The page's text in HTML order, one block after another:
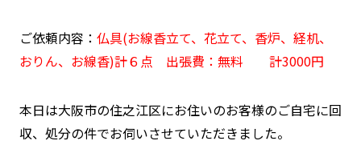
ご依頼内容： 仏具(お線香立て、花立て、香炉、経机、
おりん、お線香)計６点 出張費：無料 計3000円
本日は大阪市の住之江区にお住いのお客様のご自宅に回
収、処分の件でお伺いさせていただきました。